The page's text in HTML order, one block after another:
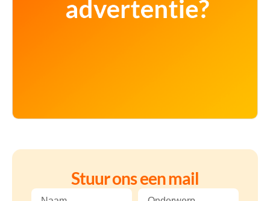
Stuur ons een mail